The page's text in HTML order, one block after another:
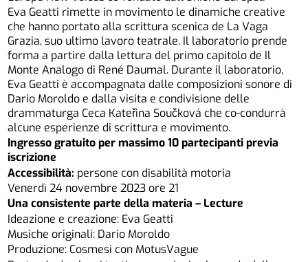
Eva Geatti rimette in movimento le dinamiche creative
che hanno portato alla scrittura scenica de La Vaga
Grazia, suo ultimo lavoro teatrale. Il laboratorio prende
forma a partire dalla lettura del primo capitolo de Il
Monte Analogo di René Daumal. Durante il laboratorio,
Eva Geatti è accompagnata dalle composizioni sonore di
Dario Moroldo e dalla visita e condivisione delle
drammaturga Ceca Kateřina Součková che co-condurrà
alcune esperienze di scrittura e movimento.
Ingresso gratuito per massimo 10 partecipantiprevia
iscrizione
Accessibilità: persone con disabilità motoria
Venerdì 24 novembre 2023 ore 21
Una consistente parte della materia – Lecture
Ideazione e creazione: Eva Geatti
Musiche originali: Dario Moroldo
Produzione: Cosmesi con MotusVague